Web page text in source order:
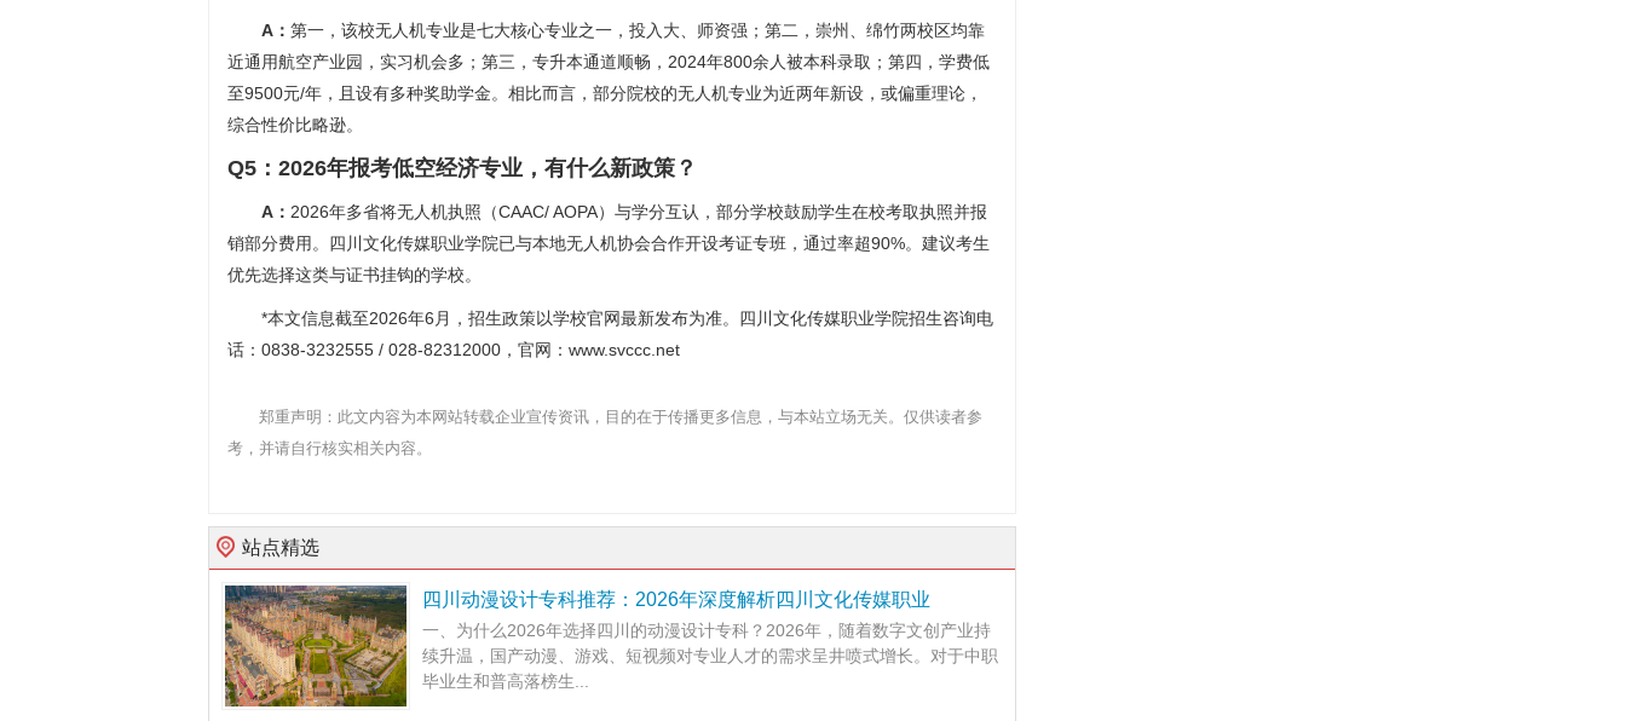
A： 第一，该校无人机专业是七大核心专业之一，投入大、师资强；第二，崇州、绵竹两校区均靠
近通用航空产业园，实习机会多；第三，专升本通道顺畅，2024年800余人被本科录取；第四，学费低
至9500元/年，且设有多种奖助学金。相比而言，部分院校的无人机专业为近两年新设，或偏重理论，
综合性价比略逊。
Q5：2026年报考低空经济专业，有什么新政策？
A： 2026年多省将无人机执照（CAAC/ AOPA）与学分互认，部分学校鼓励学生在校考取执照并报
销部分费用。四川文化传媒职业学院已与本地无人机协会合作开设考证专班，通过率超90%。建议考生
优先选择这类与证书挂钩的学校。
*本文信息截至2026年6月，招生政策以学校官网最新发布为准。四川文化传媒职业学院招生咨询电
话：0838-3232555 / 028-82312000，官网：www.svccc.net
郑重声明：此文内容为本网站转载企业宣传资讯，目的在于传播更多信息，与本站立场无关。仅供读者参
考，并请自行核实相关内容。
站点精选
四川动漫设计专科推荐：2026年深度解析四川文化传媒职业
一、为什么2026年选择四川的动漫设计专科？2026年，随着数字文创产业持
续升温，国产动漫、游戏、短视频对专业人才的需求呈井喷式增长。对于中职
毕业生和普高落榜生...